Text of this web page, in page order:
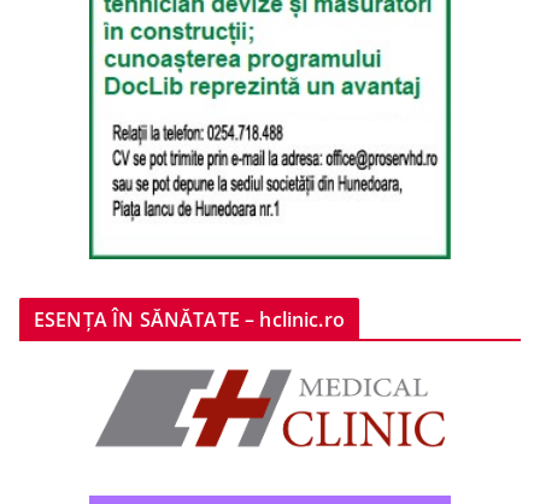
ESENȚA ÎN SĂNĂTATE – hclinic.ro